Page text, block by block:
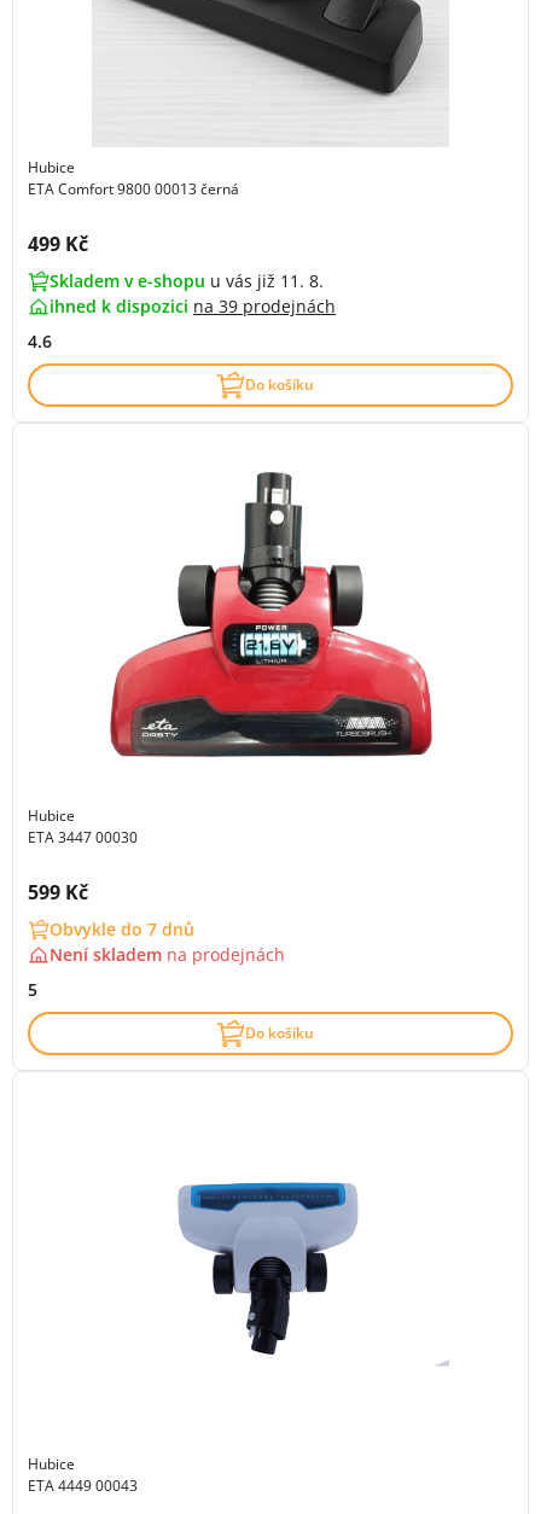
Hubice
ETA Comfort 9800 00013 černá
Cena s DPH:
499 Kč
Skladem v e-shopu u vás již 11. 8.
ihned k dispozici na 39 prodejnách
4.6
Do košíku
Hubice
ETA 3447 00030
Cena s DPH:
599 Kč
Obvykle do 7 dnů
Není skladem na prodejnách
5
Do košíku
Hubice
ETA 4449 00043